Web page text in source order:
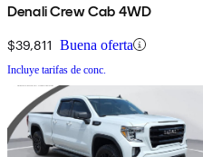
Denali Crew Cab 4WD
$39,811 Buena oferta
Incluye tarifas de conc.